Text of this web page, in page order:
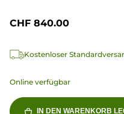
CHF 840.00
Kostenloser
Online verfügbar
IN DEN WARENKORB